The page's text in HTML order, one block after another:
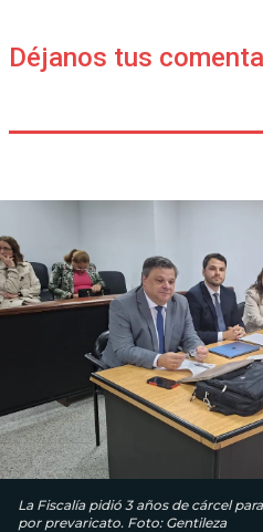
Déjanos tus
La Fiscalía pidió 3 años de cárcel
por prevaricato. Foto: Gentileza